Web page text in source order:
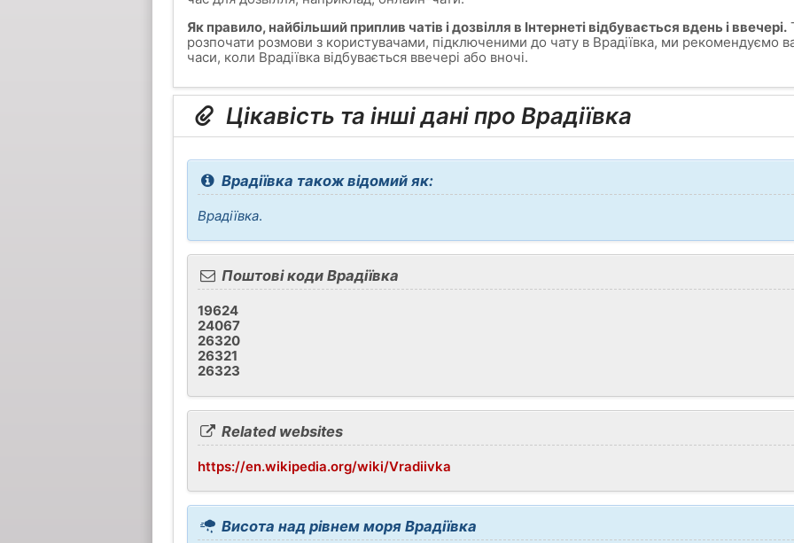
Як правило, найбільший приплив чатів і дозвілля в Інтернеті відбувається вдень і ввечері.
розпочати розмови з користувачами, підключеними до чату в Врадіївка, ми рекомендуємо
часи, коли Врадіївка відбувається ввечері або вночі.
Цікавість та інші дані про Врадіївка
Врадіївка також відомий як:
Врадіївка.
Поштові коди Врадіївка
19624
24067
26320
26321
26323
Related websites
https://en.wikipedia.org/wiki/Vradiivka
Висота над рівнем моря Врадіївка